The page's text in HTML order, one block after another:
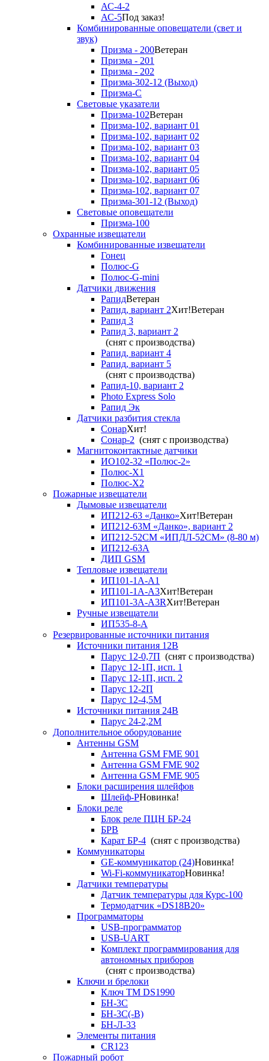
АС-4-2
АС-5Под заказ!
Комбинированные оповещатели (свет и
звук)
Призма - 200Ветеран
Призма - 201
Призма - 202
Призма-302-12 (Выход)
Призма-С
Световые указатели
Призма-102Ветеран
Призма-102, вариант 01
Призма-102, вариант 02
Призма-102, вариант 03
Призма-102, вариант 04
Призма-102, вариант 05
Призма-102, вариант 06
Призма-102, вариант 07
Призма-301-12 (Выход)
Световые оповещатели
Призма-100
Охранные извещатели
Комбинированные извещатели
Гонец
Полюс-G
Полюс-G-mini
Датчики движения
РапидВетеран
Рапид, вариант 2Хит!Ветеран
Рапид 3
Рапид 3, вариант 2
(снят с производства)
Рапид, вариант 4
Рапид, вариант 5
(снят с производства)
Рапид-10, вариант 2
Photo Express Solo
Рапид Эк
Датчики разбития стекла
СонарХит!
Сонар-2 (снят с производства)
Магнитоконтактные датчики
ИО102-32 «Полюс-2»
Полюс-X1
Полюс-X2
Пожарные извещатели
Дымовые извещатели
ИП212-63 «Данко»Хит!Ветеран
ИП212-63М «Данко», вариант 2
ИП212-52СМ «ИПДЛ-52СМ» (8-80 м)
ИП212-63А
ДИП GSM
Тепловые извещатели
ИП101-1А-А1
ИП101-1А-А3Хит!Ветеран
ИП101-3А-А3RХит!Ветеран
Ручные извещатели
ИП535-8-А
Резервированные источники питания
Источники питания 12В
Парус 12-0,7П (снят с производства)
Парус 12-1П, исп. 1
Парус 12-1П, исп. 2
Парус 12-2П
Парус 12-4,5М
Источники питания 24В
Парус 24-2,2М
Дополнительное оборудование
Антенны GSM
Антенна GSM FME 901
Антенна GSM FME 902
Антенна GSM FME 905
Блоки расширения шлейфов
Шлейф-РНовинка!
Блоки реле
Блок реле ПЦН БР-24
БРВ
Карат БР-4 (снят с производства)
Коммуникаторы
GE-коммуникатор (24)Новинка!
Wi-Fi-коммуникаторНовинка!
Датчики температуры
Датчик температуры для Курс-100
Термодатчик «DS18B20»
Программаторы
USB-программатор
USB-UART
Комплект программирования для
автономных приборов
(снят с производства)
Ключи и брелоки
Ключ TM DS1990
БН-3С
БН-3С(-В)
БН-Л-33
Элементы питания
CR123
Пожарный робот